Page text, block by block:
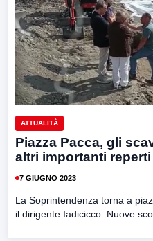
ATTUALITÀ
Piazza Pacca, gli
altri importanti reperti
7 GIUGNO 2023
La Soprintendenza torna a
il dirigente Iadicicco. Nuove